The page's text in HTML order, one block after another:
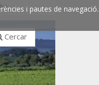
i pautes de navegació.
fra
Cercar